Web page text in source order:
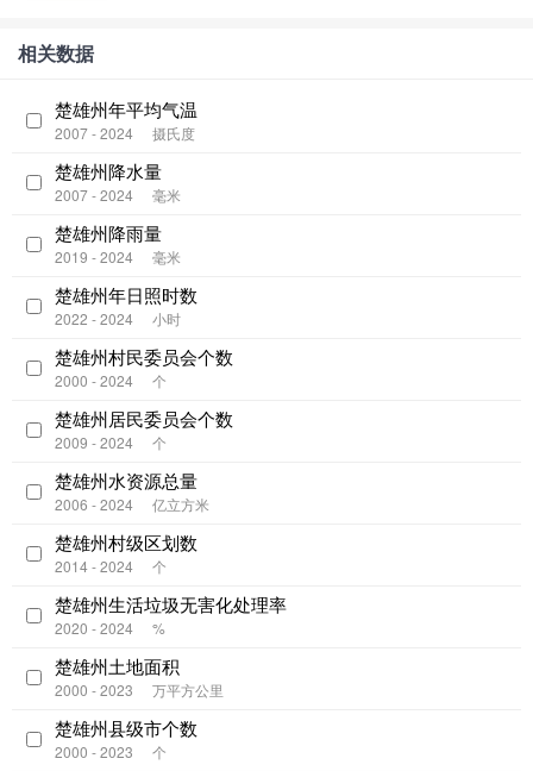
相关数据
楚雄州年平均气温
2007 - 2024 摄氏度
楚雄州降水量
2007 - 2024 毫米
楚雄州降雨量
2019 - 2024 毫米
楚雄州年日照时数
2022 - 2024 小时
楚雄州村民委员会个数
2000 - 2024 个
楚雄州居民委员会个数
2009 - 2024 个
楚雄州水资源总量
2006 - 2024 亿立方米
楚雄州村级区划数
2014 - 2024 个
楚雄州生活垃圾无害化处理率
2020 - 2024 %
楚雄州土地面积
2000 - 2023 万平方公里
楚雄州县级市个数
2000 - 2023 个